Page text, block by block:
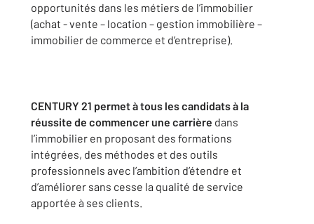
opportunités dans les métiers de l’immobilier
(achat - vente – location – gestion immobilière –
immobilier de commerce et d’entreprise).
CENTURY 21 permet à tous les candidats à la
réussite de commencer une carrière dans
l’immobilier en proposant des formations
intégrées, des méthodes et des outils
professionnels avec l’ambition d’étendre et
d’améliorer sans cesse la qualité de service
apportée à ses clients.